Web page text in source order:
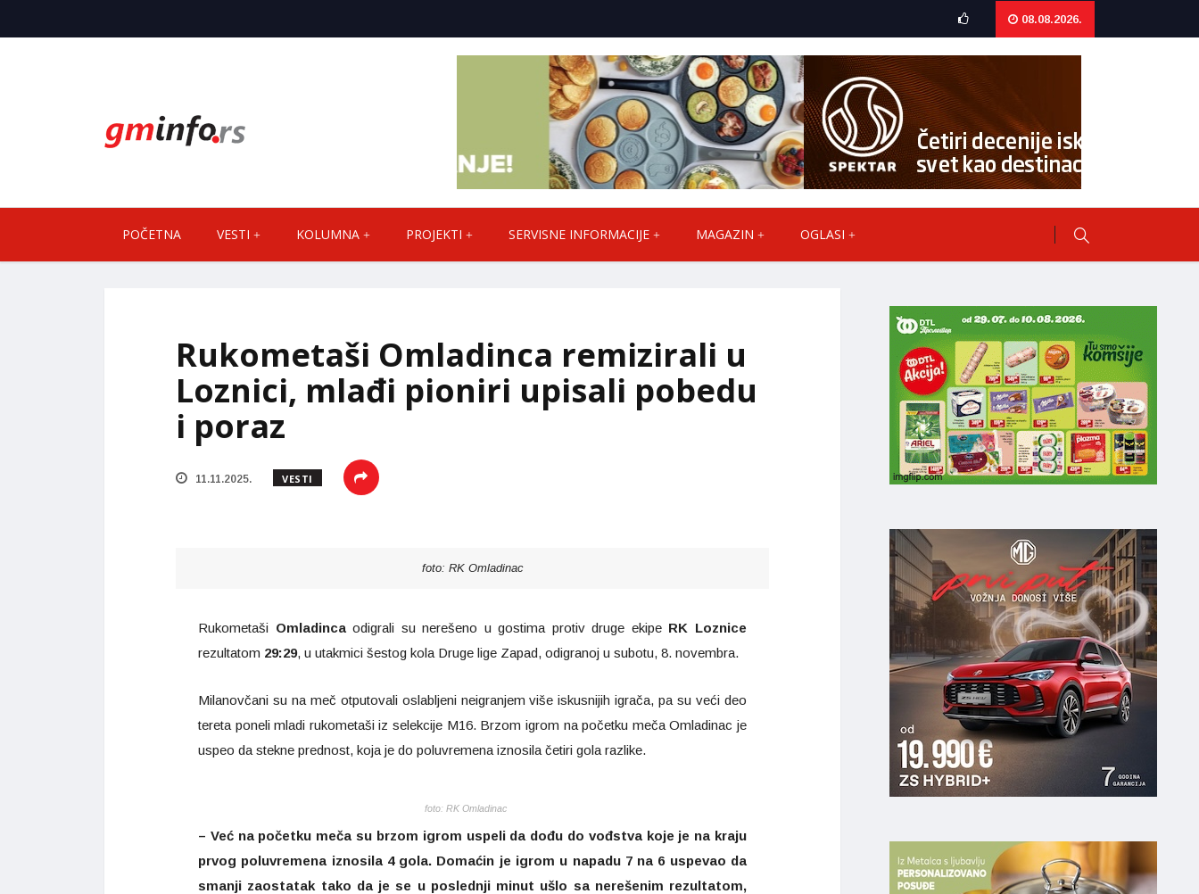
08.08.2026.
POČETNA VESTI KOLUMNA PROJEKTI SERVISNE INFORMACIJE MAGAZIN OGLASI
Rukometaši Omladinca remizirali u
Loznici, mlađi pioniri upisali pobedu
i poraz
11.11.2025. VESTI
foto: RK Omladinac
Rukometaši Omladincaodigrali su nerešeno u gostima protiv druge ekipe RK Loznice
rezultatom 29:29, u utakmici šestog kola Druge lige Zapad, odigranoj u subotu, 8. novembra.
Milanovčani su na meč otputovali oslabljeni neigranjem više iskusnijih igrača, pa su veći deo
tereta poneli mladi rukometaši iz selekcije M16. Brzom igrom na početku meča Omladinac je
uspeo da stekne prednost, koja je do poluvremena iznosila četiri gola razlike.
foto: RK Omladinac
– Već na početku meča su brzom igrom uspeli da dođu do vođstva koje je na kraju
prvog poluvremena iznosila 4 gola. Domaćin je igrom u napadu 7 na 6 uspevao da
smanji zaostatak tako da je se u poslednji minut ušlo sa nerešenim rezultatom,